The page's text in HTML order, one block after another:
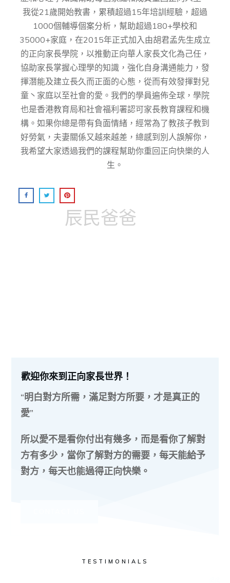
我從21歲開始教書，累積超過15年培訓經驗，超過
1000個輔導個案分析，幫助超過180+學校和
35000+家庭，在2015年正式加入由胡君孟先⽣成⽴
的正向家⻑學院，以推動正向華⼈家⻑⽂化為⼰任，
協助家⻑掌握⼼理學的知識，強化⾃身溝通能⼒，發
揮潛能及建⽴⻑久⽽正⾯的⼼態，從而有效發揮對兒
童丶家庭以至社會的愛。我們的學員遍佈全球，學院
也是香港教育局和社會福利署認可家長教育課程和機
構。如果你總是帶有負面情緒，經常為了教孩子教到
好勞氣，夫妻關係又越來越差，總感到別人誤解你，
我希望大家透過我們的課程幫助你重回正向快樂的人
生。
辰民爸爸
歡迎你來到正向家長世界！
“明白對方所需，滿足對方所要，才是真正的
愛”
所以愛不是看你付出有幾多，而是看你了解對
方有多少，當你了解對方的需要，每天能給予
對方，每天也能過得正向快樂。
TESTIMONIALS